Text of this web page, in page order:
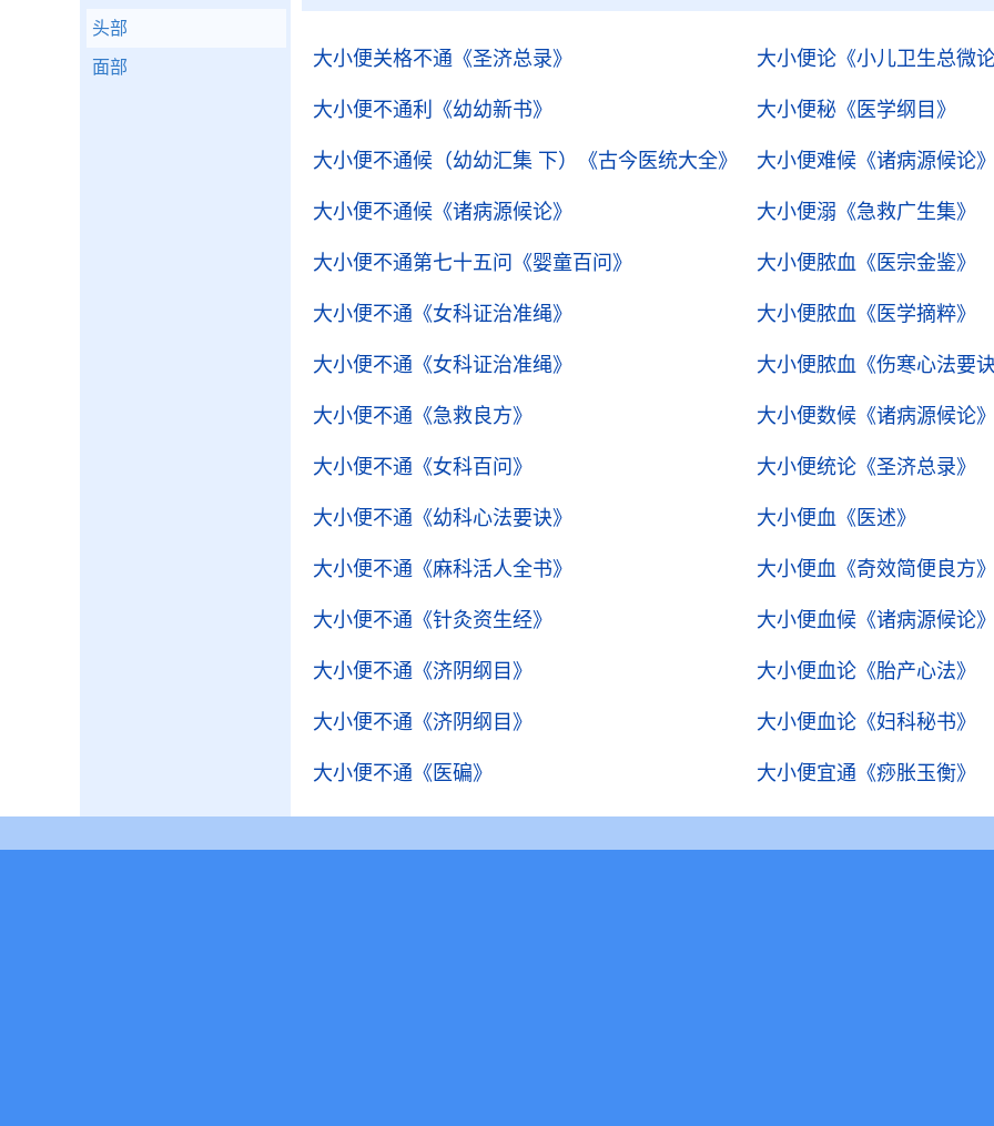
大小便关格不通 《圣济总录》 大小便论 《小儿卫生总微
大小便不通利 《幼幼新书》 大小便秘 《医学纲目》
大小便不通候（幼幼汇集 下） 《古今医统大全》 大小便难候 《诸病源候论》
大小便不通候 《诸病源候论》 大小便溺 《急救广生集》
大小便不通第七十五问 《婴童百问》 大小便脓血 《医宗金鉴》
大小便不通 《女科证治准绳》 大小便脓血 《医学摘粹》
大小便不通 《女科证治准绳》 大小便脓血 《伤寒心法要诀
大小便不通 《急救良方》 大小便数候 《诸病源候论》
大小便不通 《女科百问》 大小便统论 《圣济总录》
大小便不通 《幼科心法要诀》 大小便血 《医述》
大小便不通 《麻科活人全书》 大小便血 《奇效简便良方》
大小便不通 《针灸资生经》 大小便血候 《诸病源候论》
大小便不通 《济阴纲目》 大小便血论 《胎产心法》
大小便不通 《济阴纲目》 大小便血论 《妇科秘书》
大小便不通 《医碥》 大小便宜通 《痧胀玉衡》
头部
面部